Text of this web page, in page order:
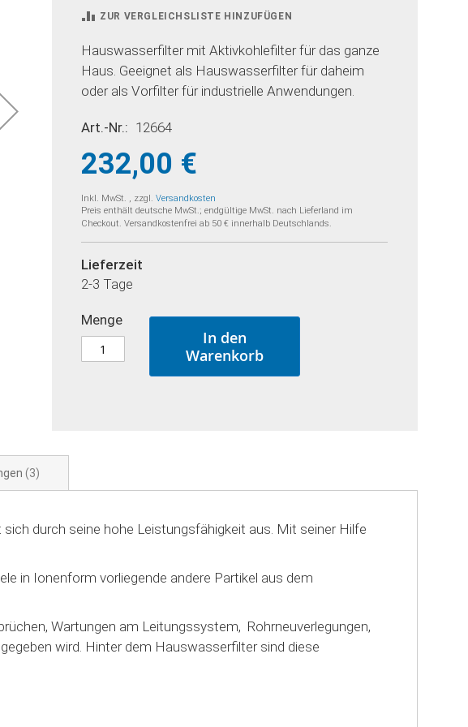
ZUR VERGLEICHSLISTE HINZUFÜGEN
Hauswasserfilter mit Aktivkohlefilter für das ganze
Haus. Geeignet als Hauswasserfilter für daheim
oder als Vorfilter für industrielle Anwendungen.
Art.-Nr. 12664
232,00 €
Inkl. MwSt. , zzgl.Versandkosten
Preis enthält deutsche MwSt.; endgültige MwSt. nach Lieferland im
Checkout. Versandkostenfrei ab 50 € innerhalb Deutschlands.
Lieferzeit
2-3 Tage
Menge
In den
Warenkorb
3
durch seine hohe Leistungsfähigkeit aus. Mit seiner Hilfe
in Ionenform vorliegende andere Partikel aus dem
Wartungen am Leitungssystem, Rohrneuverlegungen,
wird. Hinter dem Hauswasserfilter sind diese